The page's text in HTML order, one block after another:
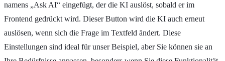
namens „Ask AI“ eingefügt, der die KI auslöst, sobald er im
Frontend gedrückt wird. Dieser Button wird die KI auch erneut
auslösen, wenn sich die Frage im Textfeld ändert. Diese
Einstellungen sind ideal für unser Beispiel, aber Sie können sie an